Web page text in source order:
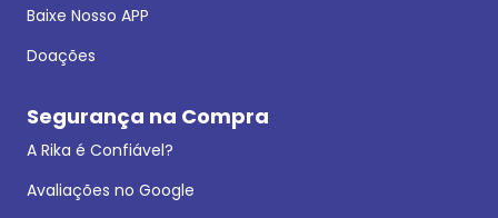
Baixe Nosso APP
Doações
Segurança na Compra
A Rika é Confiável?
Avaliações no Google